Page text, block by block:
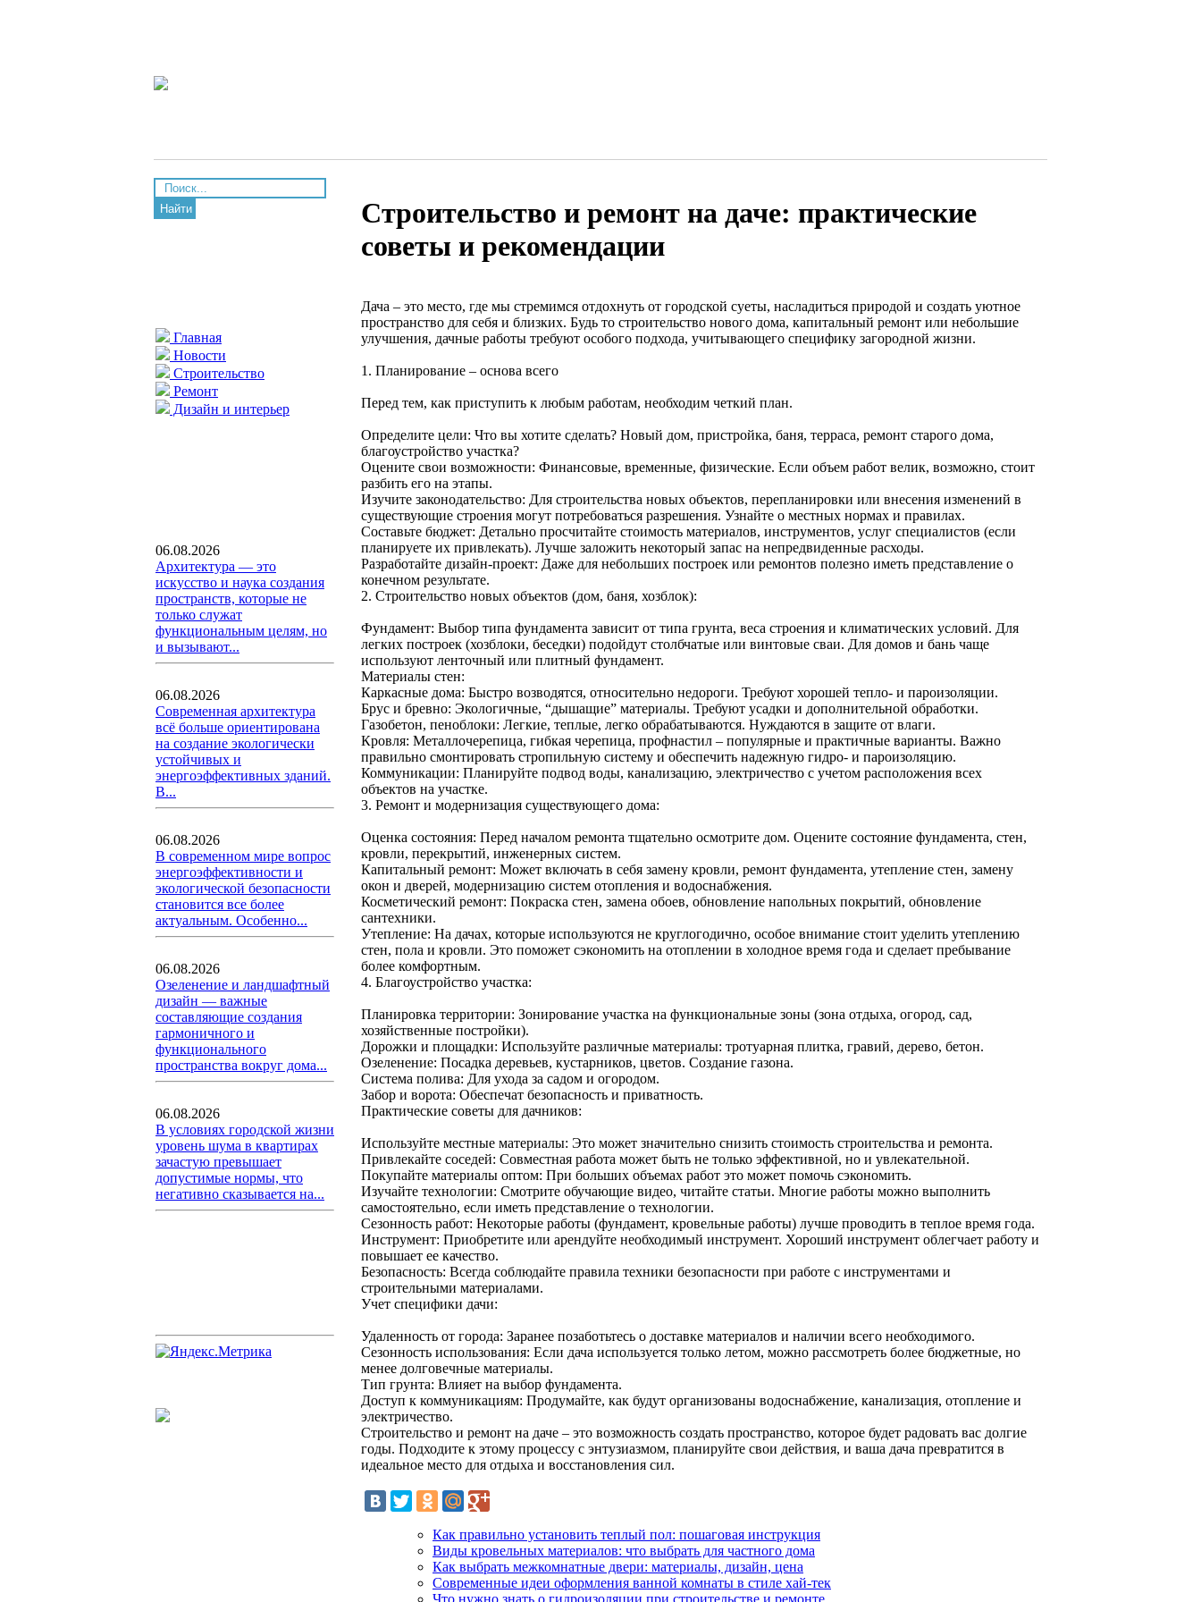
Найти
Главная
Новости
Строительство
Ремонт
Дизайн и интерьер
06.08.2026
Архитектура — это
искусство и наука создания
пространств, которые не
только служат
функциональным целям, но
и вызывают...
06.08.2026
Современная архитектура
всё больше ориентирована
на создание экологически
устойчивых и
энергоэффективных зданий.
В...
06.08.2026
В современном мире вопрос
энергоэффективности и
экологической безопасности
становится все более
актуальным. Особенно...
06.08.2026
Озеленение и ландшафтный
дизайн — важные
составляющие создания
гармоничного и
функционального
пространства вокруг дома...
06.08.2026
В условиях городской жизни
уровень шума в квартирах
зачастую превышает
допустимые нормы, что
негативно сказывается на...
Строительство и ремонт на даче: практические
советы и рекомендации
Дача – это место, где мы стремимся отдохнуть от городской суеты, насладиться природой и создать уютное
пространство для себя и близких. Будь то строительство нового дома, капитальный ремонт или небольшие
улучшения, дачные работы требуют особого подхода, учитывающего специфику загородной жизни.
1. Планирование – основа всего
Перед тем, как приступить к любым работам, необходим четкий план.
Определите цели: Что вы хотите сделать? Новый дом, пристройка, баня, терраса, ремонт старого дома,
благоустройство участка?
Оцените свои возможности: Финансовые, временные, физические. Если объем работ велик, возможно, стоит
разбить его на этапы.
Изучите законодательство: Для строительства новых объектов, перепланировки или внесения изменений в
существующие строения могут потребоваться разрешения. Узнайте о местных нормах и правилах.
Составьте бюджет: Детально просчитайте стоимость материалов, инструментов, услуг специалистов (если
планируете их привлекать). Лучше заложить некоторый запас на непредвиденные расходы.
Разработайте дизайн-проект: Даже для небольших построек или ремонтов полезно иметь представление о
конечном результате.
2. Строительство новых объектов (дом, баня, хозблок):
Фундамент: Выбор типа фундамента зависит от типа грунта, веса строения и климатических условий. Для
легких построек (хозблоки, беседки) подойдут столбчатые или винтовые сваи. Для домов и бань чаще
используют ленточный или плитный фундамент.
Материалы стен:
Каркасные дома: Быстро возводятся, относительно недороги. Требуют хорошей тепло- и пароизоляции.
Брус и бревно: Экологичные, “дышащие” материалы. Требуют усадки и дополнительной обработки.
Газобетон, пеноблоки: Легкие, теплые, легко обрабатываются. Нуждаются в защите от влаги.
Кровля: Металлочерепица, гибкая черепица, профнастил – популярные и практичные варианты. Важно
правильно смонтировать стропильную систему и обеспечить надежную гидро- и пароизоляцию.
Коммуникации: Планируйте подвод воды, канализацию, электричество с учетом расположения всех
объектов на участке.
3. Ремонт и модернизация существующего дома:
Оценка состояния: Перед началом ремонта тщательно осмотрите дом. Оцените состояние фундамента, стен,
кровли, перекрытий, инженерных систем.
Капитальный ремонт: Может включать в себя замену кровли, ремонт фундамента, утепление стен, замену
окон и дверей, модернизацию систем отопления и водоснабжения.
Косметический ремонт: Покраска стен, замена обоев, обновление напольных покрытий, обновление
сантехники.
Утепление: На дачах, которые используются не круглогодично, особое внимание стоит уделить утеплению
стен, пола и кровли. Это поможет сэкономить на отоплении в холодное время года и сделает пребывание
более комфортным.
4. Благоустройство участка:
Планировка территории: Зонирование участка на функциональные зоны (зона отдыха, огород, сад,
хозяйственные постройки).
Дорожки и площадки: Используйте различные материалы: тротуарная плитка, гравий, дерево, бетон.
Озеленение: Посадка деревьев, кустарников, цветов. Создание газона.
Система полива: Для ухода за садом и огородом.
Забор и ворота: Обеспечат безопасность и приватность.
Практические советы для дачников:
Используйте местные материалы: Это может значительно снизить стоимость строительства и ремонта.
Привлекайте соседей: Совместная работа может быть не только эффективной, но и увлекательной.
Покупайте материалы оптом: При больших объемах работ это может помочь сэкономить.
Изучайте технологии: Смотрите обучающие видео, читайте статьи. Многие работы можно выполнить
самостоятельно, если иметь представление о технологии.
Сезонность работ: Некоторые работы (фундамент, кровельные работы) лучше проводить в теплое время года.
Инструмент: Приобретите или арендуйте необходимый инструмент. Хороший инструмент облегчает работу и
повышает ее качество.
Безопасность: Всегда соблюдайте правила техники безопасности при работе с инструментами и
строительными материалами.
Учет специфики дачи:
Удаленность от города: Заранее позаботьтесь о доставке материалов и наличии всего необходимого.
Сезонность использования: Если дача используется только летом, можно рассмотреть более бюджетные, но
менее долговечные материалы.
Тип грунта: Влияет на выбор фундамента.
Доступ к коммуникациям: Продумайте, как будут организованы водоснабжение, канализация, отопление и
электричество.
Строительство и ремонт на даче – это возможность создать пространство, которое будет радовать вас долгие
годы. Подходите к этому процессу с энтузиазмом, планируйте свои действия, и ваша дача превратится в
идеальное место для отдыха и восстановления сил.
Как правильно установить теплый пол: пошаговая инструкция
Виды кровельных материалов: что выбрать для частного дома
Как выбрать межкомнатные двери: материалы, дизайн, цена
Современные идеи оформления ванной комнаты в стиле хай-тек
Что нужно знать о гидроизоляции при строительстве и ремонте